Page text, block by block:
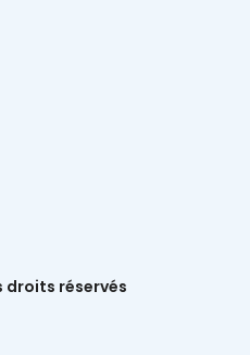
droits réservés